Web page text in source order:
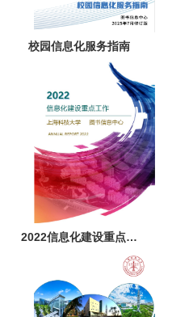
校园信息化服务指南
2022信息化建设重点工